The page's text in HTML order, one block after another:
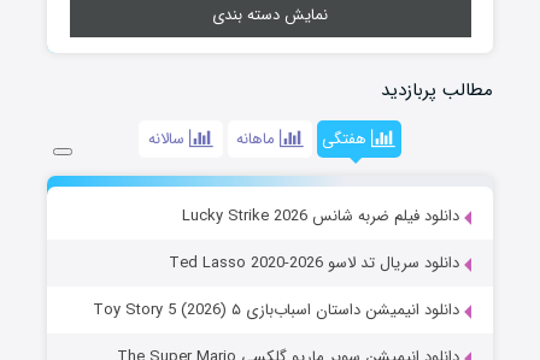
نمایش دسته بندی
مطالب پربازدید
هفتگی ماهانه سالانه
دانلود فیلم ضربه شانس Lucky Strike 2026
دانلود سریال تد لاسو Ted Lasso 2020-2026
دانلود انیمیشن داستان اسباب‌بازی ۵ Toy Story 5 (2026)